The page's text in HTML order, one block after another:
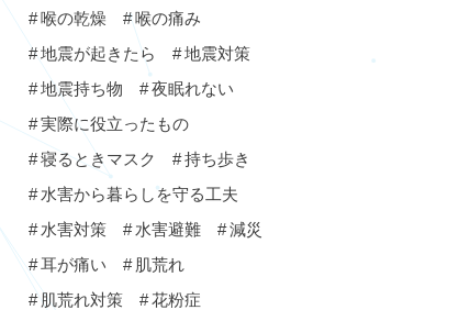
喉の乾燥
喉の痛み
地震が起きたら
地震対策
地震持ち物
夜眠れない
実際に役立ったもの
寝るときマスク
持ち歩き
水害から暮らしを守る工夫
水害対策
水害避難
減災
耳が痛い
肌荒れ
肌荒れ対策
花粉症